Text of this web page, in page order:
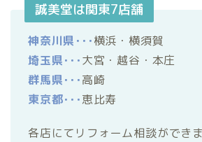
誠美堂は関東7店舗
神奈川県･･･横浜・横須賀
埼玉県･･･大宮・越谷・本庄
群馬県･･･高崎
東京都･･･恵比寿
各店にてリフォーム相談ができ